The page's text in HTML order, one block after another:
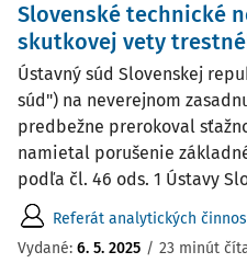
Slovenské technické
skutkovej vety
Ústavný súd Slovenskej
súd") na neverejnom
predbežne prerokoval
namietal porušenie
podľa čl. 46 ods. 1 Ústavy
Referát analytických
Vydané: 6. 5. 2025 / 23 minút